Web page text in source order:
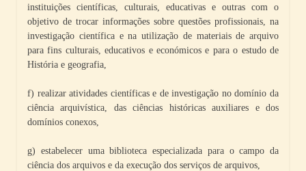
instituições científicas, culturais, educativas e outras com o
objetivo de trocar informações sobre questões profissionais, na
investigação científica e na utilização de materiais de arquivo
para fins culturais, educativos e económicos e para o estudo de
História e geografia,
f) realizar atividades científicas e de investigação no domínio da
ciência arquivística, das ciências históricas auxiliares e dos
domínios conexos,
g) estabelecer uma biblioteca especializada para o campo da
ciência dos arquivos e da execução dos serviços de arquivos,